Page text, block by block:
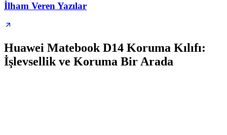
İlham Veren Yazılar
Huawei Matebook D14 Koruma Kılıfı:
İşlevsellik ve Koruma Bir Arada